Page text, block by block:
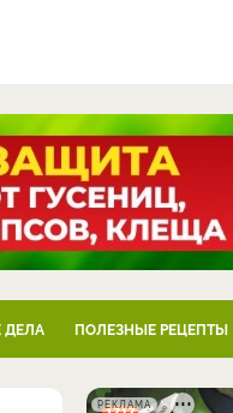
ДЕЛА ПОЛЕЗНЫЕ РЕЦЕПТЫ
РЕКЛАМА